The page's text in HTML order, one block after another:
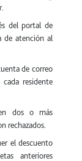
del portal de
de atención al
de correo
residente
dos o más
rechazados.
el descuento
anteriores